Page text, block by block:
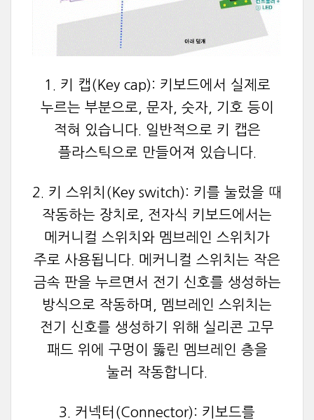
1. 키 캡(Key cap): 키보드에서 실제로
누르는 부분으로, 문자, 숫자, 기호 등이
적혀 있습니다. 일반적으로 키 캡은
플라스틱으로 만들어져 있습니다.
2. 키 스위치(Key switch): 키를 눌렀을 때
작동하는 장치로, 전자식 키보드에서는
메커니컬 스위치와 멤브레인 스위치가
주로 사용됩니다. 메커니컬 스위치는 작은
금속 판을 누르면서 전기 신호를 생성하는
방식으로 작동하며, 멤브레인 스위치는
전기 신호를 생성하기 위해 실리콘 고무
패드 위에 구멍이 뚫린 멤브레인 층을
눌러 작동합니다.
3. 커넥터(Connector): 키보드를